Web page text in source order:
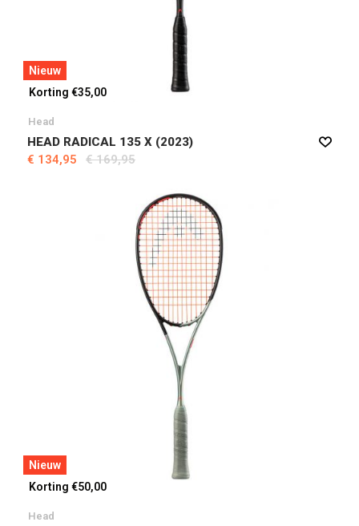
Nieuw
Korting €35,00
Head
HEAD RADICAL 135 X (2023)
€ 134,95
€ 169,95
Nieuw
Korting €50,00
Head